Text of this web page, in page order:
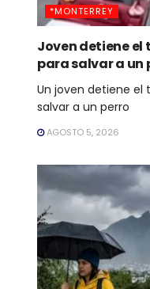
*MONTERREY
Joven detiene el
para salvar a un
Un joven detiene el
salvar a un perro
AGOSTO 5, 2026